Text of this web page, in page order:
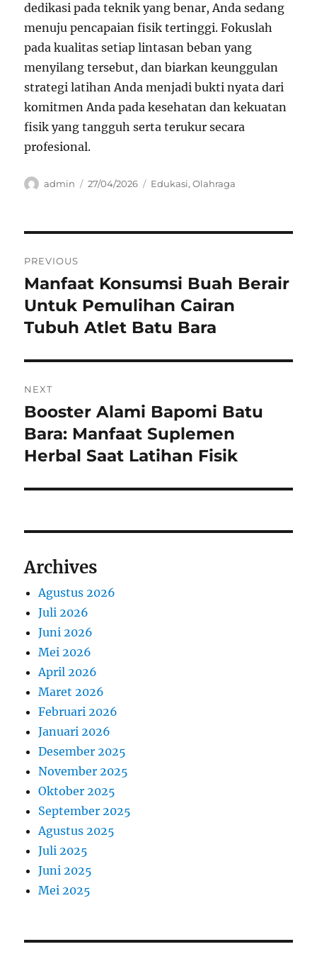
dedikasi pada teknik yang benar, Anda sedang
menuju pencapaian fisik tertinggi. Fokuslah
pada kualitas setiap lintasan beban yang
menyilang tersebut, dan biarkan keunggulan
strategi latihan Anda menjadi bukti nyata dari
komitmen Anda pada kesehatan dan kekuatan
fisik yang tangguh serta terukur secara
profesional.
Author
admin
Posted
27/04/2026 Categories
Edukasi,Olahraga
pos
PREVIOUS
Previous
post:
Manfaat Konsumsi Buah Berair
Untuk Pemulihan Cairan
Tubuh Atlet Batu Bara
NEXT
Next
post:
Booster Alami Bapomi Batu
Bara: Manfaat Suplemen
Herbal Saat Latihan Fisik
Archives
Agustus 2026
Juli 2026
Juni 2026
Mei 2026
April 2026
Maret 2026
Februari 2026
Januari 2026
Desember 2025
November 2025
Oktober 2025
September 2025
Agustus 2025
Juli 2025
Juni 2025
Mei 2025